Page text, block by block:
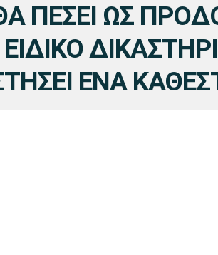
ΠΕΣΕΙ ΩΣ
ΕΙΔΙΚΟ
ΕΝΑ